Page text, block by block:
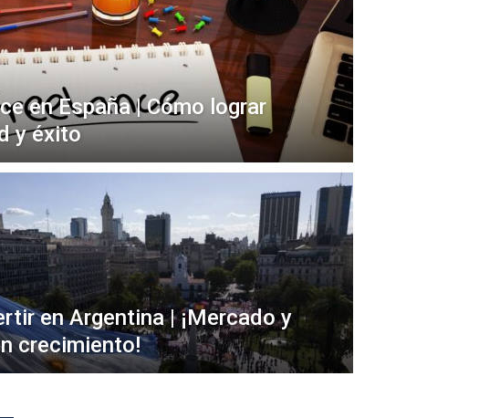
en España | Cómo lograr
y éxito
en Argentina | ¡Mercado y
crecimiento!